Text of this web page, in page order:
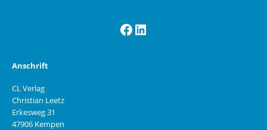
Facebook
LinkedIn
Anschrift
CL Verlag
Christian Leetz
Erkesweg 31
47906 Kempen